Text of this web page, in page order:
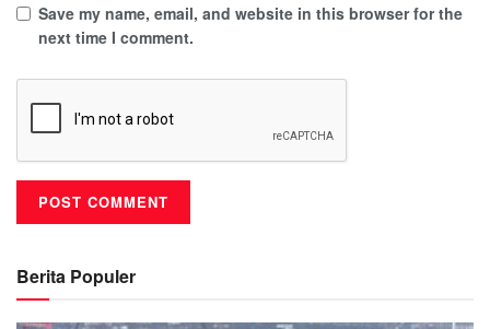
Save my name, email, and website in this browser for the
next time I comment.
Berita Populer